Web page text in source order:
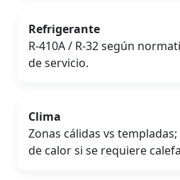
Refrigerante
R-410A / R-32 según
de servicio.
Clima
Zonas cálidas vs
de calor si se requiere